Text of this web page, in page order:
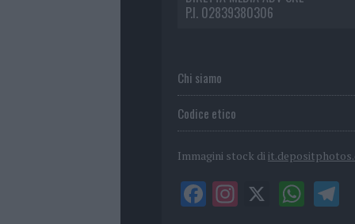
P.I. 02839380306
Chi siamo
Codice etico
Immagini stock di